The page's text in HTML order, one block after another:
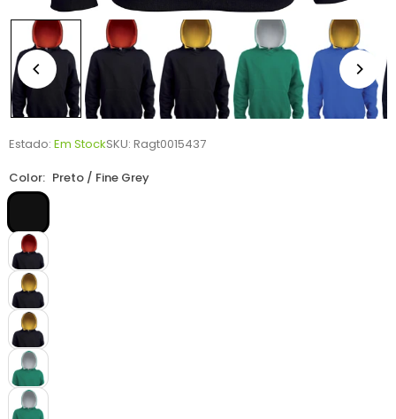
Estado: Em StockSKU: Ragt0015437
Color: Preto / Fine Grey